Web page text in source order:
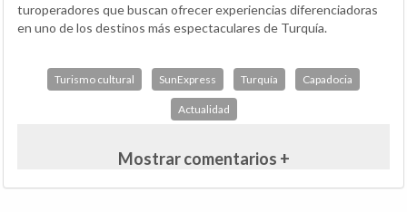
turoperadores que buscan ofrecer experiencias diferenciadoras
en uno de los destinos más espectaculares de Turquía.
Turismo cultural SunExpress Turquía Capadocia
Actualidad
Mostrar comentarios +